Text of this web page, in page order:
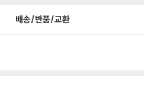
배송/반품/교환